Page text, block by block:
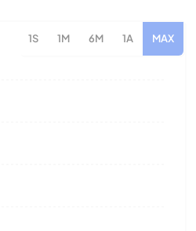
1S 1M 6M 1A MAX